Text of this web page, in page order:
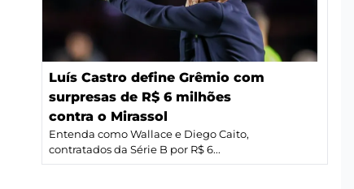
Luís Castro define Grêmio com
surpresas de R$ 6 milhões
contra o Mirassol
Entenda como Wallace e Diego Caito,
contratados da Série B por R$ 6...